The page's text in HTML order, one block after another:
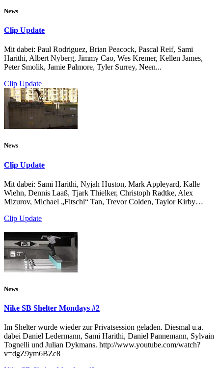
News
Clip Update
Mit dabei: Paul Rodriguez, Brian Peacock, Pascal Reif, Sami
Harithi, Albert Nyberg, Jimmy Cao, Wes Kremer, Kellen James,
Peter Smolik, Jamie Palmore, Tyler Surrey, Neen...
Clip Update
News
Clip Update
Mit dabei: Sami Harithi, Nyjah Huston, Mark Appleyard, Kalle
Wiehn, Dennis Laaß, Tjark Thielker, Christoph Radtke, Alex
Mizurov, Michael „Fitschi“ Tan, Trevor Colden, Taylor Kirby…
Clip Update
News
Nike SB Shelter Mondays #2
Im Shelter wurde wieder zur Privatsession geladen. Diesmal u.a.
dabei Daniel Ledermann, Sami Harithi, Daniel Pannemann, Sylvain
Tognelli und Julian Dykmans. http://www.youtube.com/watch?
v=dgZ9ym6BZc8